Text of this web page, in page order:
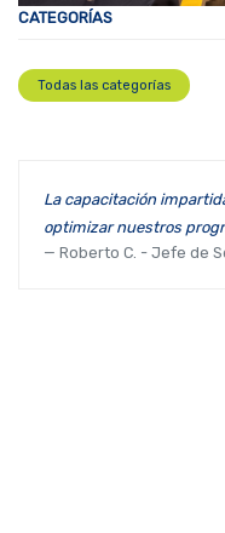
CATEGORÍAS
Todas las categorías
La capacitación
optimizar nuestros
Roberto C. - Jefe de